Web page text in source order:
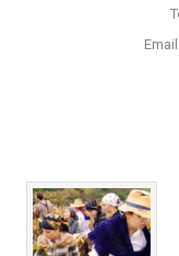
Email: